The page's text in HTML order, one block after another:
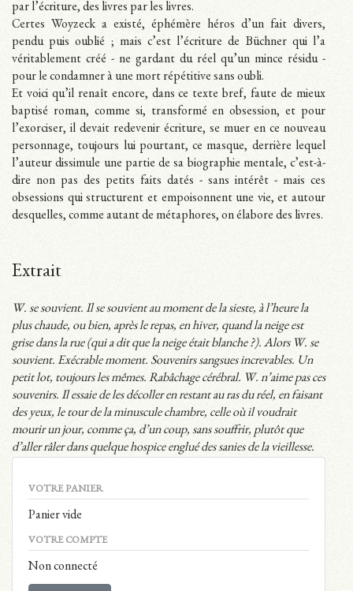
par l’écriture, des livres par les livres.
Certes Woyzeck a existé, éphémère héros d’un fait divers,
pendu puis oublié ; mais c’est l’écriture de Büchner qui l’a
véritablement créé - ne gardant du réel qu’un mince résidu -
pour le condamner à une mort répétitive sans oubli.
Et voici qu’il renaît encore, dans ce texte bref, faute de mieux
baptisé roman, comme si, transformé en obsession, et pour
l’exorciser, il devait redevenir écriture, se muer en ce nouveau
personnage, toujours lui pourtant, ce masque, derrière lequel
l’auteur dissimule une partie de sa biographie mentale, c’est-à-
dire non pas des petits faits datés - sans intérêt - mais ces
obsessions qui structurent et empoisonnent une vie, et autour
desquelles, comme autant de métaphores, on élabore des livres.
Extrait
W. se souvient. Il se souvient au moment de la sieste, à l’heure la
plus chaude, ou bien, après le repas, en hiver, quand la neige est
grise dans la rue (qui a dit que la neige était blanche ?). Alors W. se
souvient. Exécrable moment. Souvenirs sangsues increvables. Un
petit lot, toujours les mêmes. Rabâchage cérébral. W. n’aime pas ces
souvenirs. Il essaie de les décoller en restant au ras du réel, en faisant
des yeux, le tour de la minuscule chambre, celle où il voudrait
mourir un jour, comme ça, d’un coup, sans souffrir, plutôt que
d’aller râler dans quelque hospice englué des sanies de la vieillesse.
VOTRE PANIER
Panier vide
VOTRE COMPTE
Non connecté